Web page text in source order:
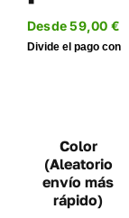
Desde 59,00 €
Color
(Aleatorio
envío más
rápido)